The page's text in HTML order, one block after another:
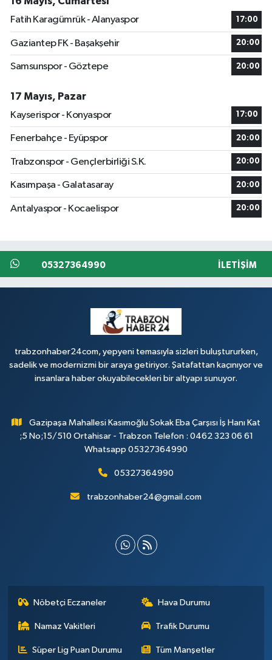
Fatih Karagümrük - Alanyaspor
17:00
Gaziantep FK - Başakşehir 20:00
Samsunspor - Göztepe 20:00
17 Mayıs, Pazar
Kayserispor - Konyaspor
17:00
Fenerbahçe - Eyüpspor 20:00
Trabzonspor - Gençlerbirliği S.K. 20:00
Kasımpaşa - Galatasaray 20:00
Antalyaspor - Kocaelispor 20:00
05327364990 İLETIŞIM
trabzonhaber24com, yepyeni temasıyla sizleri buluştururken,
sadelik ve modernizmi bir araya getiriyor. Şatafattan kaçınıyor ve
insanlara haber okuyabilecekleri bir altyapı sunuyor.
Gazipaşa Mahallesi Kasımoğlu Sokak Eba Çarşısı İş Hanı Kat
;5 No;15/510 Ortahisar - Trabzon Telefon : 0462 323 06 61
Whatsapp 05327364990
05327364990
trabzonhaber24@gmail.com
Nöbetçi Eczaneler Hava Durumu
Namaz Vakitleri Trafik Durumu
Süper Lig Puan Durumu
Tüm Manşetler